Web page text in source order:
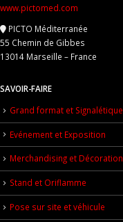
www.pictomed.com
PICTO Méditerranée
55 Chemin de Gibbes
13014 Marseille – France
SAVOIR-FAIRE
Grand format et Signalétique
Evénement et Exposition
Merchandising et Décoration
Stand et Oriflamme
Pose sur site et véhicule